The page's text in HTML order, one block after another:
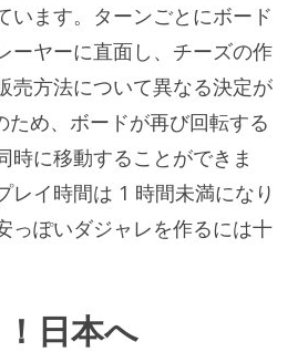
います。ターンごとにボード
ーヤーに直面し、チーズの作
売方法について異なる決定が
ため、ボードが再び回転する
時に移動することができま
レイ時間は 1 時間未満になり
っぽいダジャレを作るには十
日本へ